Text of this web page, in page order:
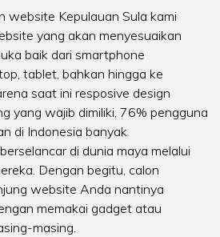
website Kepulauan Sula kami
yang akan menyesuaikan
baik dari smartphone
tablet, bahkan hingga ke
saat ini resposive design
yang wajib dimiliki, 76% pengguna
di Indonesia banyak
di dunia maya melalui
Dengan begitu, calon
website Anda nantinya
memakai gadget atau
masing.